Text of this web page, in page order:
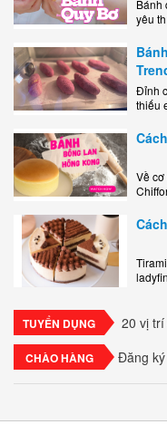
Bánh
yêu
Đỉnh
thiếu
Về
ngon,
TUYỂN DỤNG 20 vị
CHÀO HÀNG Đăng